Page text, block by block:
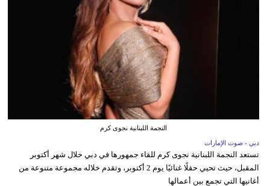
النجمة اللبنانية نجوى كرم
دبي - صوت الإمارات
تستعد النجمة اللبنانية نجوى كرم للقاء جمهورها في دبي خلال شهر أكتوبر
المقبل، حيث تحيي حفلًا غنائيًا يوم 2 أكتوبر، وتقدم خلاله مجموعة متنوعة من
أغانيها التي تجمع بين أعمالها